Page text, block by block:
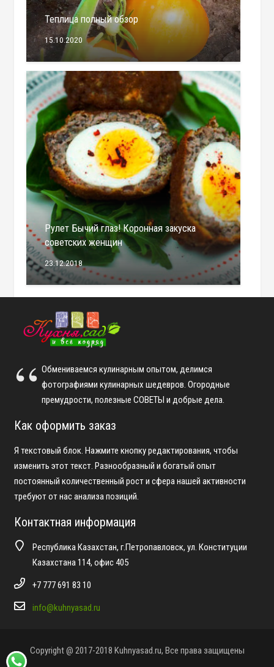
Теплица полный обзор
15.10.2020
Рулет Бычий глаз! Коронная закуска
советских женщин
23.12.2018
Обмениваемся кулинарным опытом, делимся
фотографиями кулинарных шедевров. Огородные
премудрости, полезные СОВЕТЫ и добрые дела.
Как оформить заказ
Я текстовый блок. Нажмите кнопку редактирования, чтобы
изменить этот текст. Разнообразный и богатый опыт
постоянный количественный рост и сфера нашей активности
требуют от нас анализа позиций.
Контактная информация
Республика Казахстан, г.Петропавловск, ул. Конституции
Казахстана 114, офис 405
+7 777 691 83 10
info@kuhnyasad.ru
Copyright @ 2017-2018 Kuhnyasad.ru, Все права защищены